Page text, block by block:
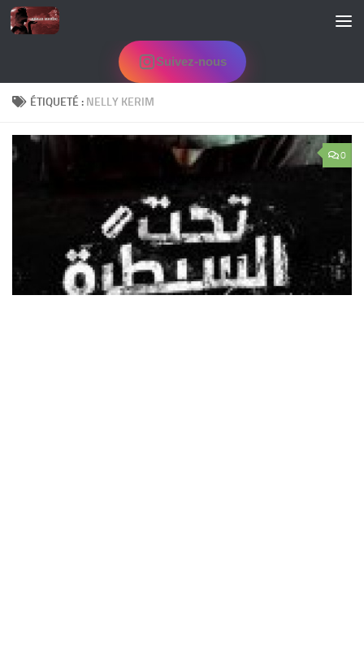
Skip to content
Suivez-nous
ÉTIQUETÉ : NELLY KERIM
0